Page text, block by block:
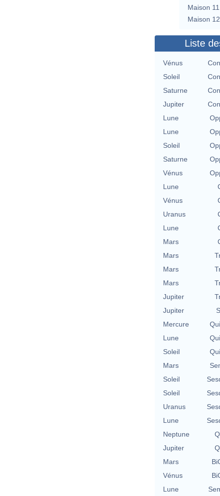
Maison 11
Maison 12
Liste
Vénus
Soleil
Saturne
Jupiter
Lune
Lune
Soleil
Saturne
Vénus
Lune
Vénus
Uranus
Lune
Mars
Mars
Mars
Mars
Jupiter
Jupiter
Mercure
Lune
Soleil
Mars
Soleil
Soleil
Uranus
Lune
Neptune
Jupiter
Mars
Vénus
Lune